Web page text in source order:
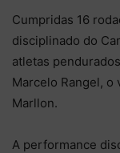
Cumpridas 16
disciplinado do
atletas
Marcelo Rangel, o
Marllon.
A performance